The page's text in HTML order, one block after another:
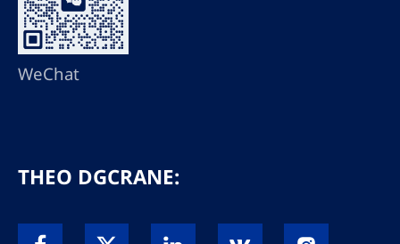
WeChat
THEO DGCRANE: